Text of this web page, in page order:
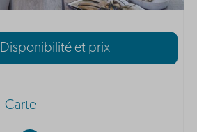
Disponibilité et prix
Carte